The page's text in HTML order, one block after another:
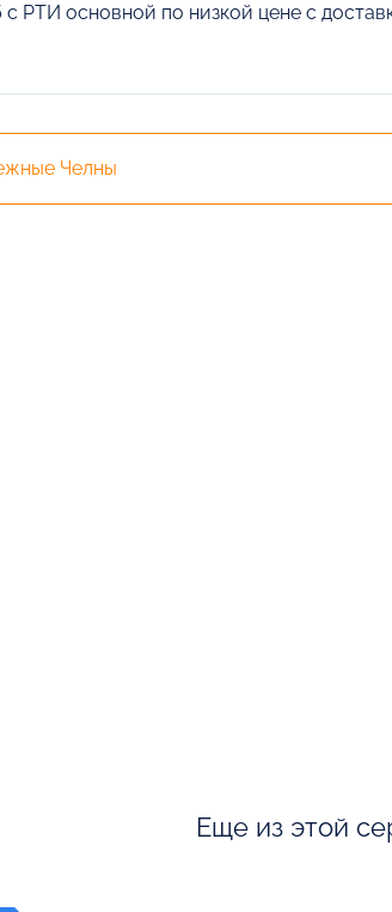
РТИ основной по низкой цене с
Челны
Еще из этой